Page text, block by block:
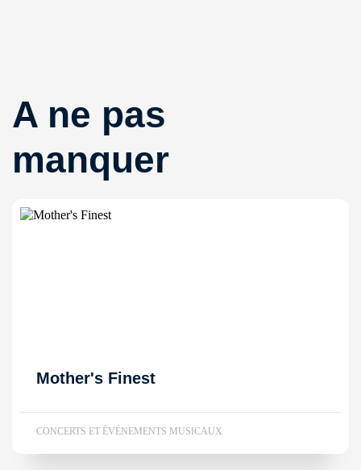
A ne pas
manquer
Mother's Finest
CONCERTS ET ÉVÉNEMENTS MUSICAUX